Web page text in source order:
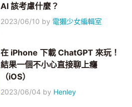
AI 該考慮什麼？
2023/06/10 by 電獺少女編輯室
在 iPhone 下載 ChatGPT 來玩！
結果一個不小心直接聊上癮
（iOS）
2023/06/04 by Henley